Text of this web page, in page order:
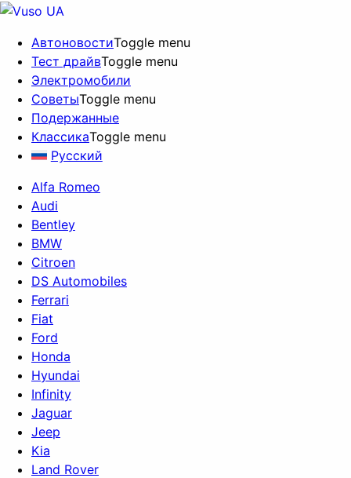
АвтоновостиToggle menu
Тест драйвToggle menu
Электромобили
СоветыToggle menu
Подержанные
КлассикаToggle menu
Русский
Alfa Romeo
Audi
Bentley
BMW
Citroen
DS Automobiles
Ferrari
Fiat
Ford
Honda
Hyundai
Infinity
Jaguar
Jeep
Kia
Land Rover